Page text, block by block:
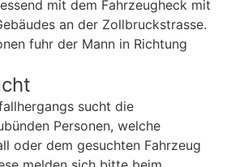
mit dem Fahrzeugheck mit
an der Zollbruckstrasse.
fuhr der Mann in Richtung
sucht die
Personen, welche
oder dem gesuchten Fahrzeug